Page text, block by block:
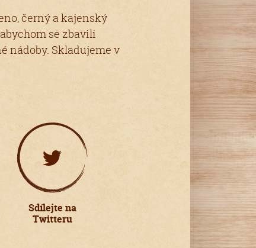
černý a kajenský
se zbavili
nádoby. Skladujeme v
Sdílejte na
Twitteru